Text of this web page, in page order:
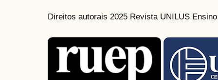
Direitos autorais 2025 Revista UNILUS